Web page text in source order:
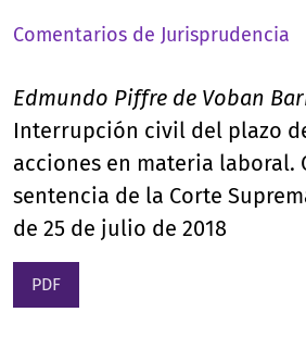
Comentarios de Jurisprudencia
Edmundo Piffre de Voban
Interrupción civil del plazo
acciones en materia laboral.
sentencia de la Corte
de 25 de julio de 2018
PDF